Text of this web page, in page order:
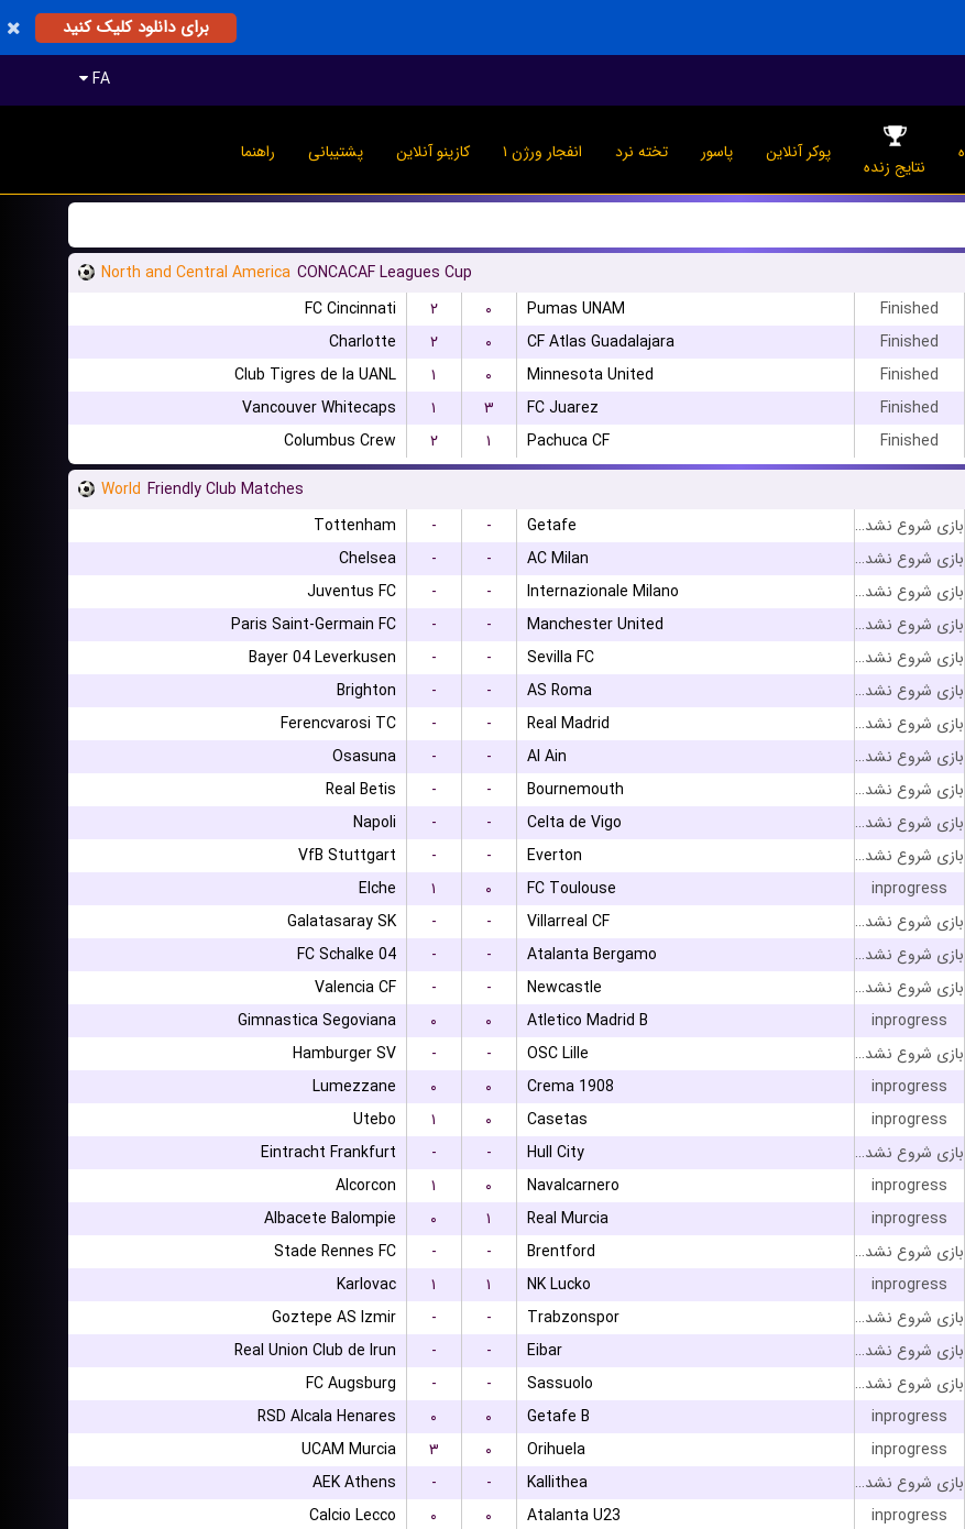
برای دانلود کلیک کنید
FA
نتایج زنده
پوکر آنلاین پاسور تخته نرد انفجار ورژن ۱ کازینو آنلاین پشتیبانی راهنما
North and Central America CONCACAF Leagues Cup
FC Cincinnati
۲ ۰ Pumas UNAM Finished
Charlotte
۲ ۰ CF Atlas Guadalajara Finished
Club Tigres de la UANL
۱ ۰ Minnesota United Finished
Vancouver Whitecaps
۱ ۳ FC Juarez Finished
Columbus Crew
۲ ۱ Pachuca CF Finished
World Friendly Club Matches
Tottenham
- - Getafe بازی شروع نشده است
Chelsea
- - AC Milan بازی شروع نشده است
Juventus FC
- - Internazionale Milano بازی شروع نشده است
Paris Saint-Germain FC
- - Manchester United بازی شروع نشده است
Bayer 04 Leverkusen
- - Sevilla FC بازی شروع نشده است
Brighton
- - AS Roma بازی شروع نشده است
Ferencvarosi TC
- - Real Madrid بازی شروع نشده است
Osasuna
- - Al Ain بازی شروع نشده است
Real Betis
- - Bournemouth بازی شروع نشده است
Napoli
- - Celta de Vigo بازی شروع نشده است
VfB Stuttgart
- - Everton بازی شروع نشده است
Elche
۱ ۰ FC Toulouse inprogress
Galatasaray SK
- - Villarreal CF بازی شروع نشده است
FC Schalke 04
- - Atalanta Bergamo بازی شروع نشده است
Valencia CF
- - Newcastle بازی شروع نشده است
Gimnastica Segoviana
۰ ۰ Atletico Madrid B inprogress
Hamburger SV
- - OSC Lille بازی شروع نشده است
Lumezzane
۰ ۰ Crema 1908 inprogress
Utebo
۱ ۰ Casetas inprogress
Eintracht Frankfurt
- - Hull City بازی شروع نشده است
Alcorcon
۱ ۰ Navalcarnero inprogress
Albacete Balompie
۰ ۱ Real Murcia inprogress
Stade Rennes FC
- - Brentford بازی شروع نشده است
Karlovac
۱ ۱ NK Lucko inprogress
Goztepe AS Izmir
- - Trabzonspor بازی شروع نشده است
Real Union Club de Irun
- - Eibar بازی شروع نشده است
FC Augsburg
- - Sassuolo بازی شروع نشده است
RSD Alcala Henares
۰ ۰ Getafe B inprogress
UCAM Murcia
۳ ۰ Orihuela inprogress
AEK Athens
- - Kallithea بازی شروع نشده است
Calcio Lecco
۰ ۰ Atalanta U23 inprogress